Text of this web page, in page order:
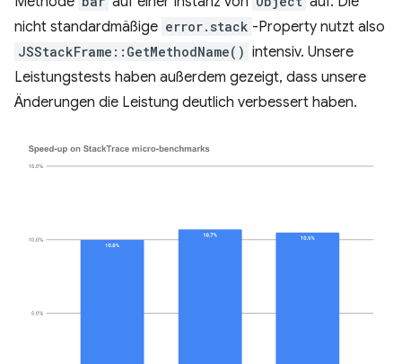
nicht standardmäßige error.stack -Property nutzt also
JSStackFrame::GetMethodName() intensiv. Unsere
Leistungstests haben außerdem gezeigt, dass unsere
Änderungen die Leistung deutlich verbessert haben.